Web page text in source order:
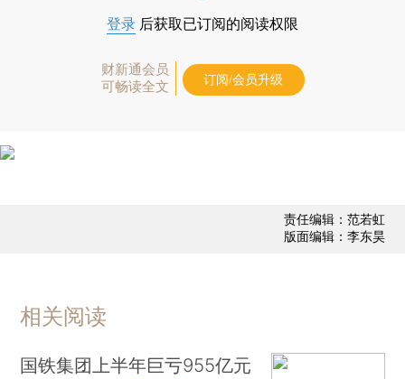
登录 后获取已订阅的阅读权限
财新通会员
可畅读全文
订阅/会员升级
责任编辑：范若虹
版面编辑：李东昊
相关阅读
国铁集团上半年巨亏955亿元